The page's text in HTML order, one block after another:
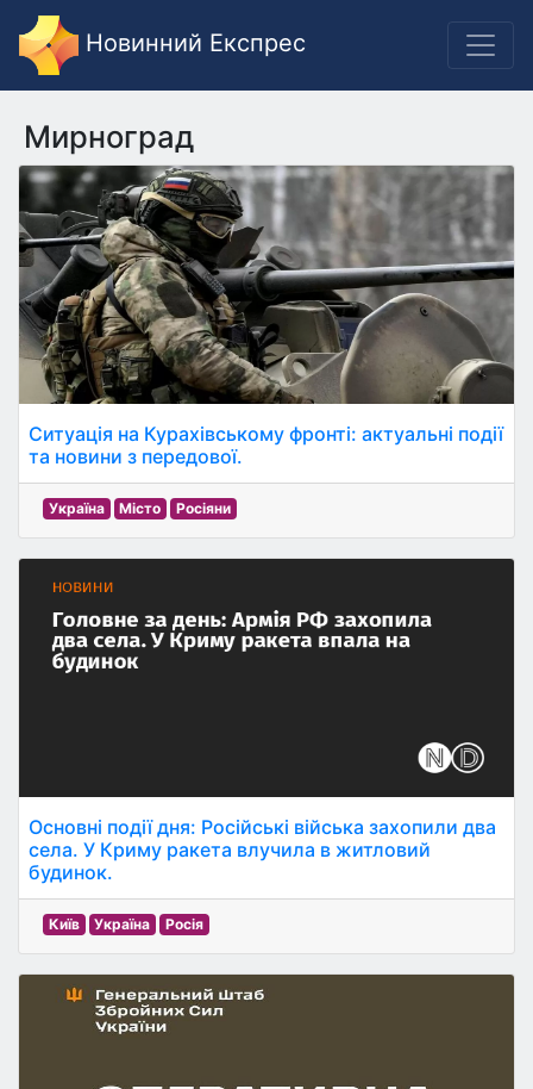
Новинний Експрес
Мирноград
Ситуація на Курахівському фронті: актуальні події
та новини з передової.
Україна Місто Росіяни
Основні події дня: Російські війська захопили два
села. У Криму ракета влучила в житловий
будинок.
Київ Україна Росія